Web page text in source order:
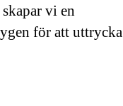
vi en
för att uttrycka